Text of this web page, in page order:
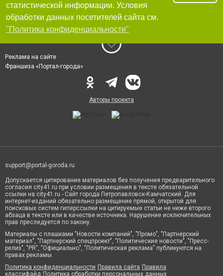
статистической информации. Условия
обработки данных посетителей сайта см.
"Политика конфиденциальности"
Реклама на сайте
Франшиза «Портал-города»
Авторы проекта
support@portal-goroda.ru
Допускается цитирование материалов без получения предварительного
согласия city41.ru при условии размещения в тексте обязательной
ссылки на city41.ru - Сайт города Петропавловск-Камчатский. Для
интернет-изданий обязательно размещение прямой, открытой для
поисковых систем гиперссылки на цитируемые статьи не ниже второго
абзаца в тексте или в качестве источника. Нарушение исключительных
прав преследуется по закону.
Материалы с плашками "Новости компаний", "Промо", "Партнерский
материал", "Партнерский спецпроект", "Политические новости", "Пресс-
релиз", "PR", "Официально", "Политическая реклама" публикуются на
правах рекламы.
Политика конфиденциальности Правила сайта Правила
классифайд Политика обработки персональных данных